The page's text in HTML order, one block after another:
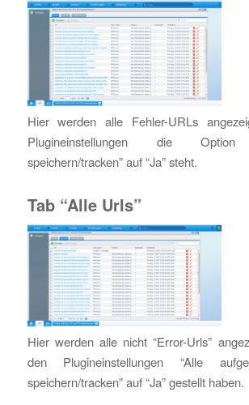
Hier werden alle Fehler-URLs
Plugineinstellungen die Option
speichern/tracken” auf “Ja” steht.
Tab “Alle Urls”
Hier werden alle nicht “Error-Urls”
den Plugineinstellungen “Alle
speichern/tracken” auf “Ja” gestellt haben.